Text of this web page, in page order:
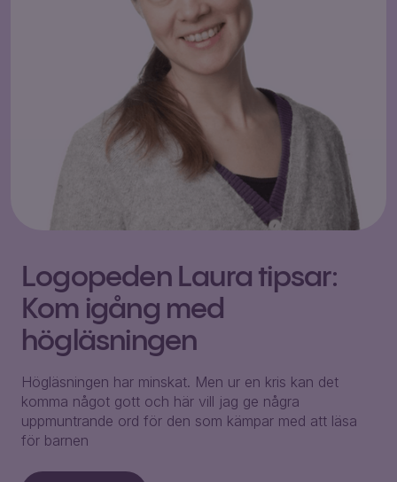
Logopeden Laura tipsar:
Kom igång med
högläsningen
Högläsningen har minskat. Men ur en kris kan det
komma något gott och här vill jag ge några
uppmuntrande ord för den som kämpar med att läsa
för barnen